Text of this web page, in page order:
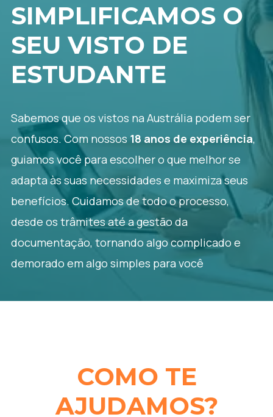
SIMPLIFICAMOS O
SEU VISTO DE
ESTUDANTE
Sabemos que os vistos na Austrália podem ser
confusos. Com nossos18 anos de experiência,
guiamos você para escolher o que melhor se
adapta às suas necessidades e maximiza seus
benefícios. Cuidamos de todo o processo,
desde os trâmites até a gestão da
documentação, tornando algo complicado e
demorado em algo simples para você
COMO TE
AJUDAMOS?